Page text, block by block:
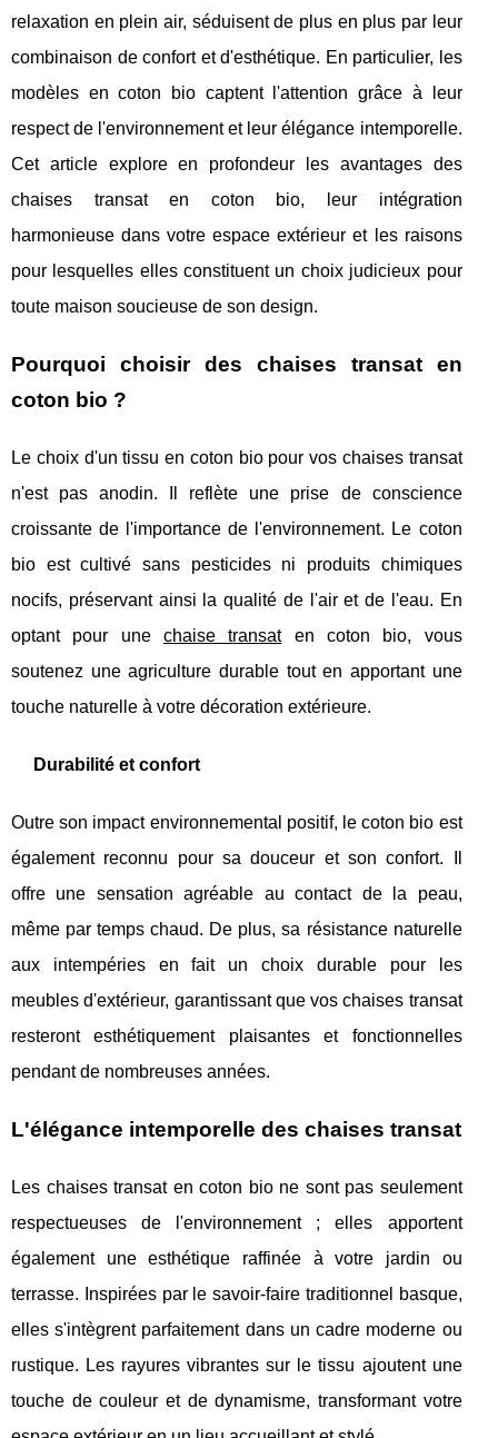
relaxation en plein air, séduisent de plus en plus par leur
combinaison de confort et d'esthétique. En particulier, les
modèles en coton bio captent l'attention grâce à leur
respect de l'environnement et leur élégance intemporelle.
Cet article explore en profondeur les avantages des
chaises transat en coton bio, leur intégration
harmonieuse dans votre espace extérieur et les raisons
pour lesquelles elles constituent un choix judicieux pour
toute maison soucieuse de son design.
Pourquoi choisir des chaises transat en
coton bio ?
Le choix d'un tissu en coton bio pour vos chaises transat
n'est pas anodin. Il reflète une prise de conscience
croissante de l'importance de l'environnement. Le coton
bio est cultivé sans pesticides ni produits chimiques
nocifs, préservant ainsi la qualité de l'air et de l'eau. En
optant pour une chaise transaten coton bio, vous
soutenez une agriculture durable tout en apportant une
touche naturelle à votre décoration extérieure.
Durabilité et confort
Outre son impact environnemental positif, le coton bio est
également reconnu pour sa douceur et son confort. Il
offre une sensation agréable au contact de la peau,
même par temps chaud. De plus, sa résistance naturelle
aux intempéries en fait un choix durable pour les
meubles d'extérieur, garantissant que vos chaises transat
resteront esthétiquement plaisantes et fonctionnelles
pendant de nombreuses années.
L'élégance intemporelle des chaises transat
Les chaises transat en coton bio ne sont pas seulement
respectueuses de l'environnement ; elles apportent
également une esthétique raffinée à votre jardin ou
terrasse. Inspirées par le savoir-faire traditionnel basque,
elles s'intègrent parfaitement dans un cadre moderne ou
rustique. Les rayures vibrantes sur le tissu ajoutent une
touche de couleur et de dynamisme, transformant votre